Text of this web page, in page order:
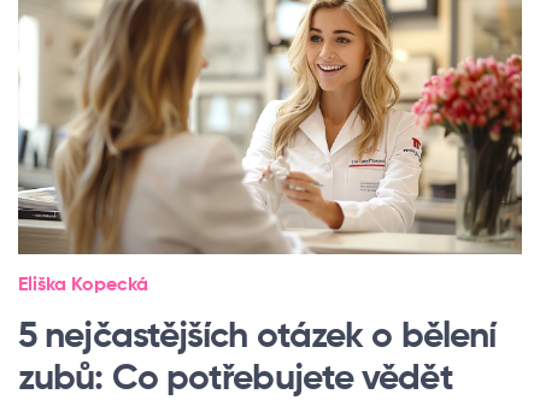
Eliška Kopecká
5 nejčastějších otázek o bělení
zubů: Co potřebujete vědět